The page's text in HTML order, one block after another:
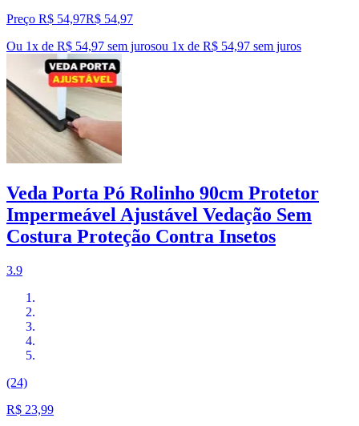
Preço R$ 54,97R$ 54,97
Ou 1x de R$ 54,97 sem jurosou 1x de R$ 54,97 sem juros
Veda Porta Pó Rolinho 90cm Protetor
Impermeável Ajustável Vedação Sem
Costura Proteção Contra Insetos
3.9
(24)
R$ 23,99